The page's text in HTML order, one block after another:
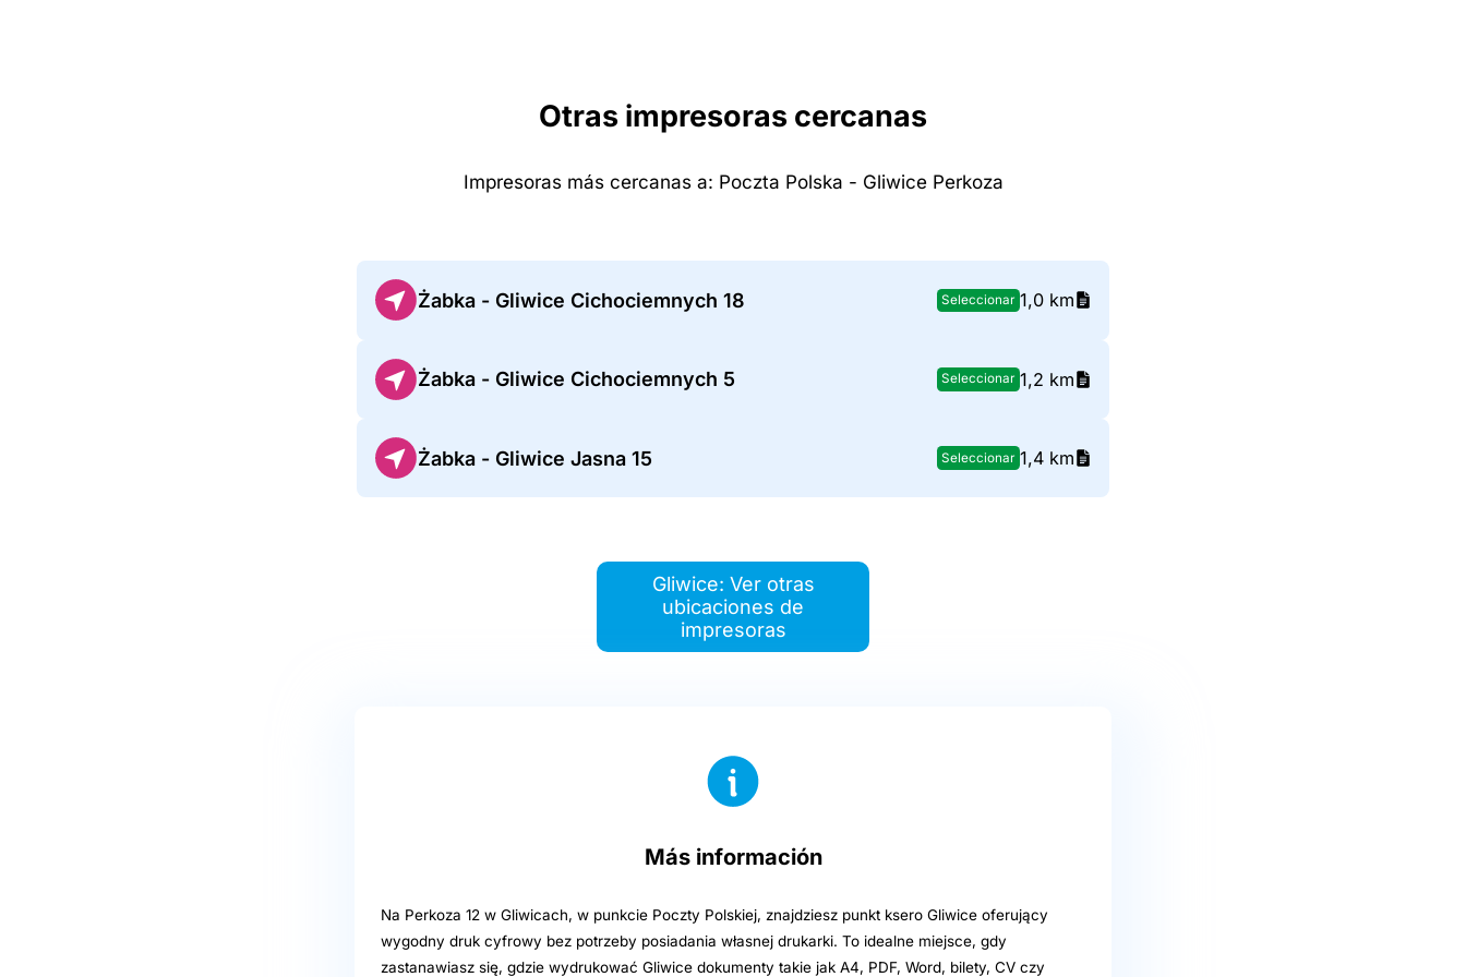
Otras impresoras cercanas
Impresoras más cercanas a: Poczta Polska - Gliwice Perkoza
Żabka - Gliwice Cichociemnych 18 Seleccionar 1,0 km
Żabka - Gliwice Cichociemnych 5 Seleccionar 1,2 km
Żabka - Gliwice Jasna 15 Seleccionar 1,4 km
Gliwice: Ver otras
ubicaciones de
impresoras
Más información
Na Perkoza 12 w Gliwicach, w punkcie Poczty Polskiej, znajdziesz punkt ksero Gliwice oferujący
wygodny druk cyfrowy bez potrzeby posiadania własnej drukarki. To idealne miejsce, gdy
zastanawiasz się, gdzie wydrukować Gliwice dokumenty takie jak A4, PDF, Word, bilety, CV czy